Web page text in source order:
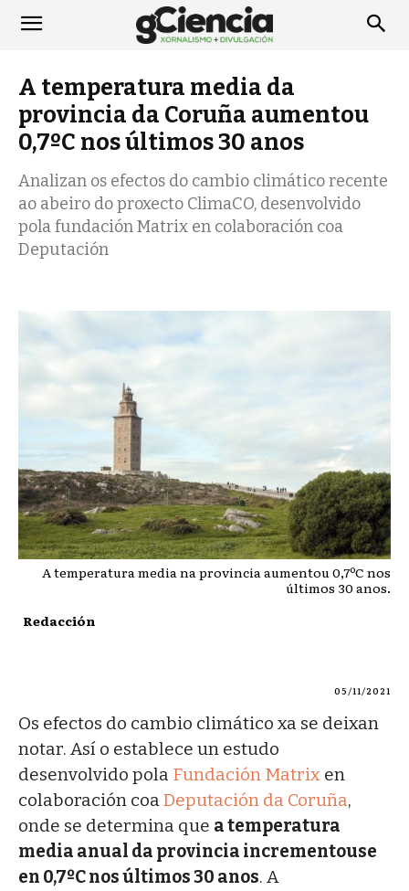
A temperatura media da
provincia da Coruña aumentou
0,7ºC nos últimos 30 anos
Analizan os efectos do cambio climático recente
ao abeiro do proxecto ClimaCO, desenvolvido
pola fundación Matrix en colaboración coa
Deputación
A temperatura media na provincia aumentou 0,7ºC nos
últimos 30 anos.
Redacción
05/11/2021
Os efectos do cambio climático xa se deixan
notar. Así o establece un estudo
desenvolvido pola Fundación Matrix en
colaboración coa Deputación da Coruña,
onde se determina que a temperatura
media anual da provincia incrementouse
en 0,7ºC nos últimos 30 anos. A